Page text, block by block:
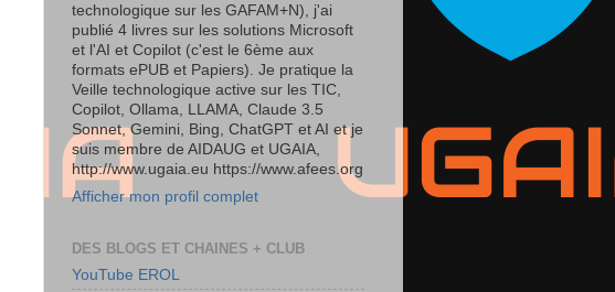
technologique sur les GAFAM+N), j'ai
publié 4 livres sur les solutions Microsoft
et l'AI et Copilot (c'est le 6ème aux
formats ePUB et Papiers). Je pratique la
Veille technologique active sur les TIC,
Copilot, Ollama, LLAMA, Claude 3.5
Sonnet, Gemini, Bing, ChatGPT et AI et je
suis membre de AIDAUG et UGAIA,
http://www.ugaia.eu https://www.afees.org
Afficher mon profil complet
DES BLOGS ET CHAINES + CLUB
YouTube EROL